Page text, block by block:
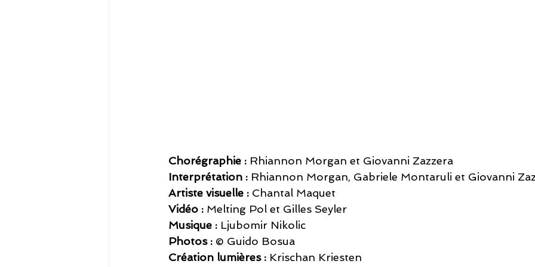
Chorégraphie : Rhiannon Morgan et Giovanni Zazzera
Interprétation : Rhiannon Morgan, Gabriele Montaruli et Giovanni
Artiste visuelle : Chantal Maquet
Vidéo : Melting Pol et Gilles Seyler
Musique : Ljubomir Nikolic
Photos : © Guido Bosua
Création lumières : Krischan Kriesten